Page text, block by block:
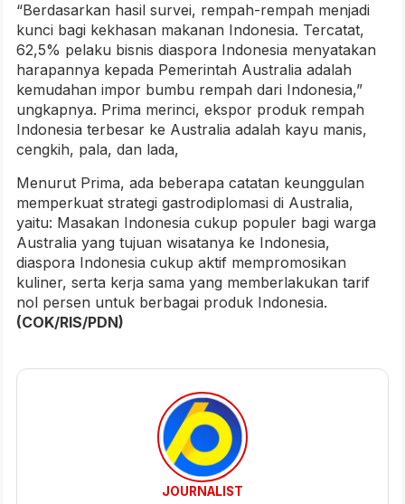
“Berdasarkan hasil survei, rempah-rempah menjadi
kunci bagi kekhasan makanan Indonesia. Tercatat,
62,5% pelaku bisnis diaspora Indonesia menyatakan
harapannya kepada Pemerintah Australia adalah
kemudahan impor bumbu rempah dari Indonesia,”
ungkapnya. Prima merinci, ekspor produk rempah
Indonesia terbesar ke Australia adalah kayu manis,
cengkih, pala, dan lada,
Menurut Prima, ada beberapa catatan keunggulan
memperkuat strategi gastrodiplomasi di Australia,
yaitu: Masakan Indonesia cukup populer bagi warga
Australia yang tujuan wisatanya ke Indonesia,
diaspora Indonesia cukup aktif mempromosikan
kuliner, serta kerja sama yang memberlakukan tarif
nol persen untuk berbagai produk Indonesia.
(COK/RIS/PDN)
JOURNALIST